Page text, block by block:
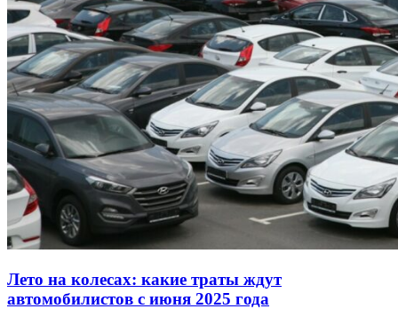
Лето на колесах: какие траты ждут
автомобилистов с июня 2025 года